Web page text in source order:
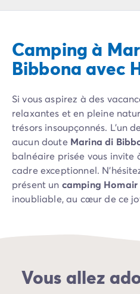
Camping Hendaye
Camping Bretagne
Camping Côtes d'Armor
Camping Ille-et-Vilaine
Camping Saint-Malo
Camping Morbihan
Camping Vannes
Camping Centre-Val de
Camping Indre-et-Loire
Camping Chenonceau
Camping Champagne-
Camping Porto Vecchio
Camping Haute-Corse
Camping à
Bibbona avec
Si vous aspirez à des
relaxantes et en pleine
trésors insoupçonnés. L'un
aucun doute Marina di
balnéaire prisée vous invite
cadre exceptionnel.
présent un camping Homair
inoubliable, au cœur de ce
Vous allez